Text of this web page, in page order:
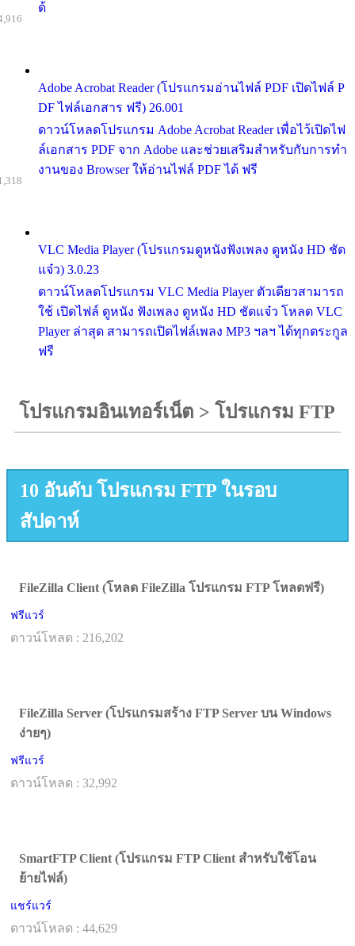
ด้
Adobe Acrobat Reader (โปรแกรมอ่านไฟล์ PDF เปิดไฟล์ P
DF ไฟล์เอกสาร ฟรี) 26.001
ดาวน์โหลดโปรแกรม Adobe Acrobat Reader เพื่อไว้เปิดไฟ
ล์เอกสาร PDF จาก Adobe และช่วยเสริมสำหรับกับการทำ
งานของ Browser ให้อ่านไฟล์ PDF ได้ ฟรี
VLC Media Player (โปรแกรมดูหนังฟังเพลง ดูหนัง HD ชัด
แจ๋ว) 3.0.23
ดาวน์โหลดโปรแกรม VLC Media Player ตัวเดียวสามารถ
ใช้ เปิดไฟล์ ดูหนัง ฟังเพลง ดูหนัง HD ชัดแจ๋ว โหลด VLC
Player ล่าสุด สามารถเปิดไฟล์เพลง MP3 ฯลฯ ได้ทุกตระกูล
ฟรี
โปรแกรมอินเทอร์เน็ต > โปรแกรม FTP
10 อันดับ โปรแกรม FTP ในรอบ
สัปดาห์
FileZilla Client (โหลด FileZilla โปรแกรม FTP โหลดฟรี)
ฟรีแวร์
ดาวน์โหลด : 216,202
FileZilla Server (โปรแกรมสร้าง FTP Server บน Windows
ง่ายๆ)
ฟรีแวร์
ดาวน์โหลด : 32,992
SmartFTP Client (โปรแกรม FTP Client สำหรับใช้โอน
ย้ายไฟล์)
แชร์แวร์
ดาวน์โหลด : 44,629